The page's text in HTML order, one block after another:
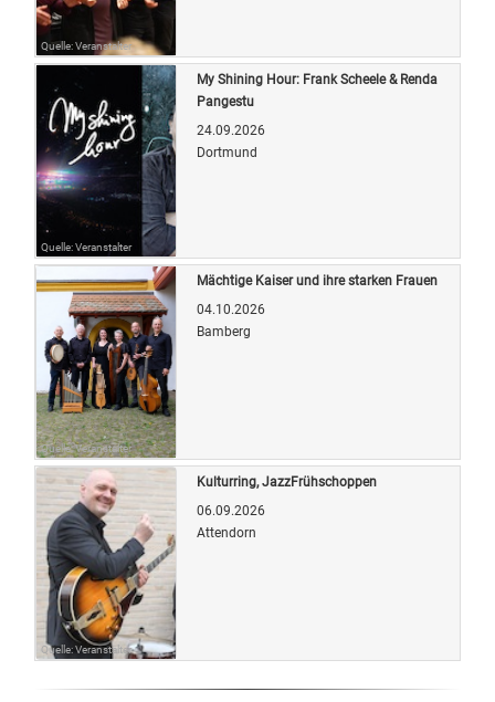
Quelle: Veranstalter
Quelle: Veranstalter
My Shining Hour: Frank Scheele & Renda
Pangestu
24.09.2026
Dortmund
Quelle: Veranstalter
Mächtige Kaiser und ihre starken Frauen
04.10.2026
Bamberg
Quelle: Veranstalter
Kulturring, JazzFrühschoppen
06.09.2026
Attendorn